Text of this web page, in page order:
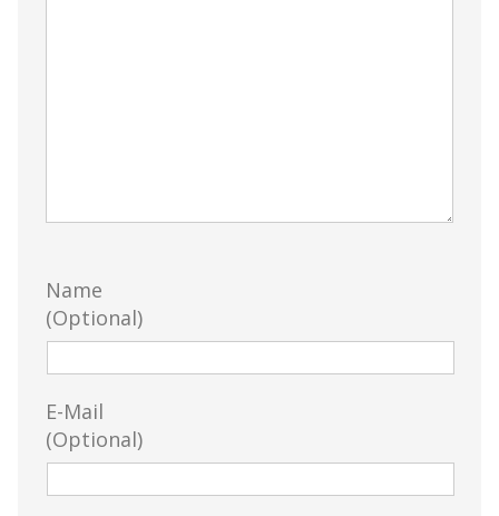
Name
(Optional)
E-Mail
(Optional)